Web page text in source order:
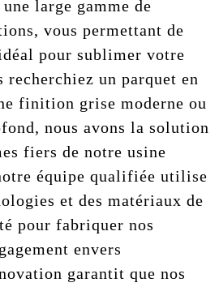
large gamme de
vous permettant de
pour sublimer votre
un parquet en
finition grise moderne ou
nous avons la solution
fiers de notre usine
équipe qualifiée utilise
et des matériaux de
pour fabriquer nos
envers
garantit que nos